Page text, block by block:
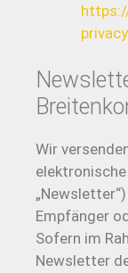
privacy.
Wir
Empfänger
Sofern im
Newsletter